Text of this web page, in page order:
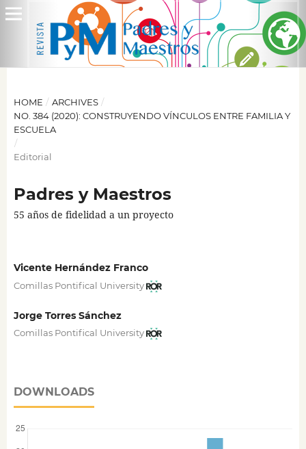
HOME / ARCHIVES /
NO. 384 (2020): CONSTRUYENDO VÍNCULOS ENTRE FAMILIA Y
ESCUELA
/
Editorial
Padres y Maestros
55 años de fidelidad a un proyecto
Vicente Hernández Franco
Comillas Pontifical University
Jorge Torres Sánchez
Comillas Pontifical University
DOWNLOADS